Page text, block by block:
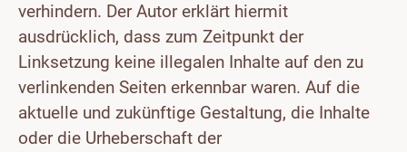
verhindern. Der Autor erklärt hiermit
ausdrücklich, dass zum Zeitpunkt der
Linksetzung keine illegalen Inhalte auf den zu
verlinkenden Seiten erkennbar waren. Auf die
aktuelle und zukünftige Gestaltung, die Inhalte
oder die Urheberschaft der